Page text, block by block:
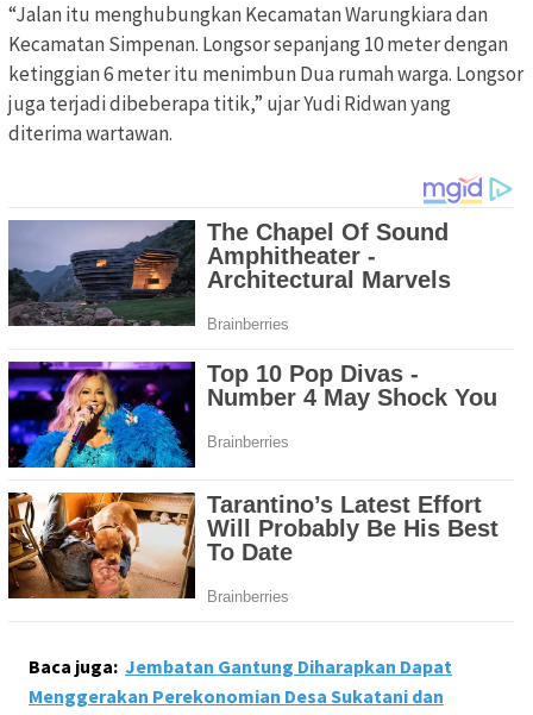
“Jalan itu menghubungkan Kecamatan Warungkiara dan
Kecamatan Simpenan. Longsor sepanjang 10 meter dengan
ketinggian 6 meter itu menimbun Dua rumah warga. Longsor
juga terjadi dibeberapa titik,” ujar Yudi Ridwan yang
diterima wartawan.
Baca juga: Jembatan Gantung Diharapkan Dapat
Menggerakan Perekonomian Desa Sukatani dan